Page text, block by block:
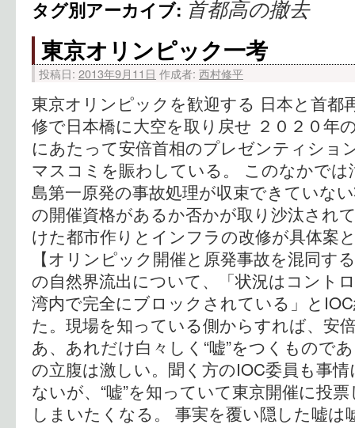
タグ別アーカイブ: 首都高の撤去
東京オリンピック一考
投稿日: 2013年9月11日 作成者: 西村修平
東京オリンピックを歓迎する 日本と首都
修で日本橋に大空を取り戻せ ２０２０年
にあたって安倍首相のプレゼンティショ
マスコミを賑わしている。 このなかでは
島第一原発の事故処理が収束できていな
の開催資格があるか否かが取り沙汰され
けた都市作りとインフラの改修が具体案
【オリンピック開催と原発事故を混同す
の自然界流出について、「状況はコント
湾内で完全にブロックされている」と
た。現場を知っている側からすれば、安
あ、あれだけ白々しく“嘘”をつくもので
の立腹は激しい。聞く方のIOC委員も事
ないが、“嘘”を知っていて東京開催に投
しまいたくなる。 事実を覆い隠した嘘